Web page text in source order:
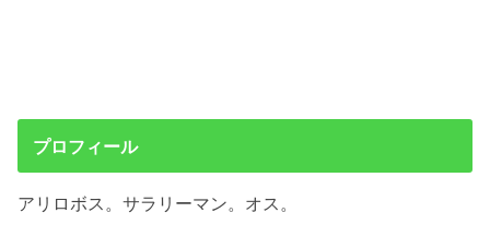
プロフィール
アリロボス。サラリーマン。オス。